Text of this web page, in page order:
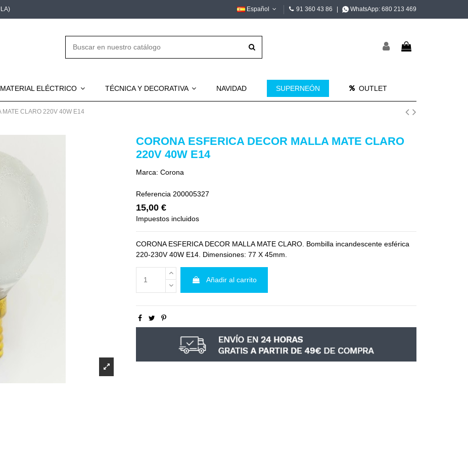
Español 91 360 43 86 WhatsApp: 680 213 469
MATERIAL ELÉCTRICO TÉCNICA Y DECORATIVA NAVIDAD SUPERNEÓN OUTLET
MATE CLARO 220V 40W E14
CORONA ESFERICA DECOR MALLA MATE CLARO
220V 40W E14
Marca: Corona
Referencia 200005327
15,00 €
Impuestos incluidos
CORONA ESFERICA DECOR MALLA MATE CLARO. Bombilla incandescente esférica
220-230V 40W E14. Dimensiones: 77 X 45mm.
Añadir al carrito